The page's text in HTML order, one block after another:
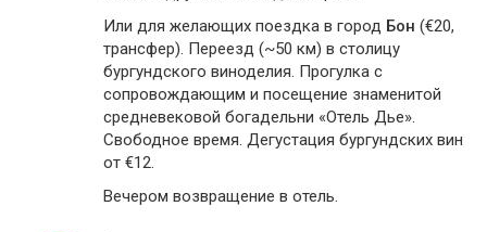
Или для желающих поездка в город Бон (€20,
трансфер). Переезд (~50 км) в столицу
бургундского виноделия. Прогулка с
сопровождающим и посещение знаменитой
средневековой богадельни «Отель Дье».
Свободное время. Дегустация бургундских вин
от €12.
Вечером возвращение в отель.